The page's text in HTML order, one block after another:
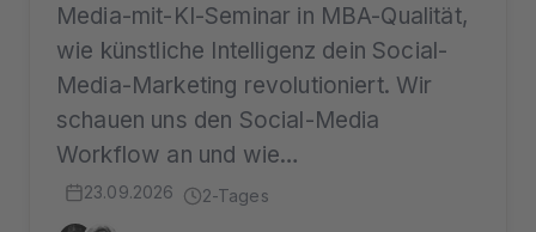
Media-mit-KI-Seminar in MBA-Qualität,
wie künstliche Intelligenz dein Social-
Media-Marketing revolutioniert. Wir
schauen uns den Social-Media
Workflow an und wie…
23.09.2026 2-Tages